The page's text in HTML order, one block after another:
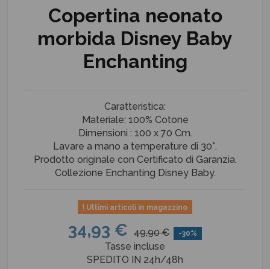
Copertina neonato
morbida Disney Baby
Enchanting
Caratteristica:
Materiale: 100% Cotone
Dimensioni : 100 x 70 Cm.
Lavare a mano a temperature di 30°.
Prodotto originale con Certificato di Garanzia​.
Collezione Enchanting Disney Baby.
Ultimi articoli in magazzino
34,93 € 49,90 € -30%
Tasse incluse
SPEDITO IN 24h/48h